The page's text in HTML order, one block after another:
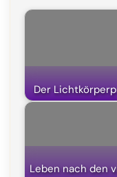
o
k
Der
Leben nach den